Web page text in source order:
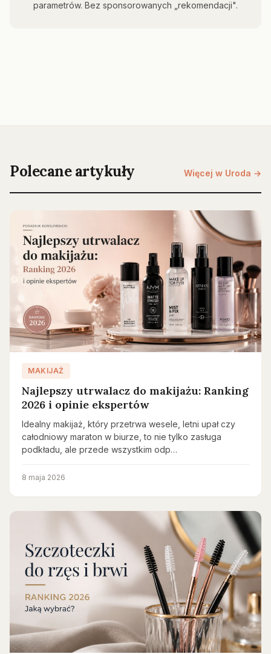
parametrów. Bez sponsorowanych „rekomendacji".
Polecane artykuły Więcej w Uroda →
MAKIJAŻ
Najlepszy utrwalacz do makijażu: Ranking
2026 i opinie ekspertów
Idealny makijaż, który przetrwa wesele, letni upał czy
całodniowy maraton w biurze, to nie tylko zasługa
podkładu, ale przede wszystkim odp…
8 maja 2026